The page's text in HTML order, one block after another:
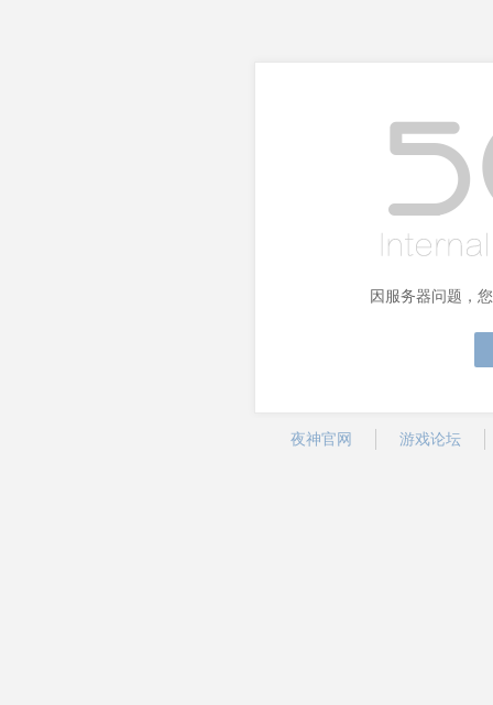
因服务器问题，
夜神官网 游戏论坛